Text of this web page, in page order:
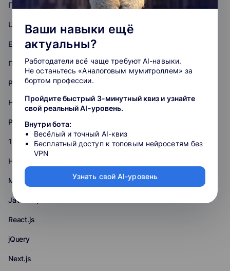
Повышение квалификации
Unreal Engine
ERP
Практикум
PHP
Нейронные сети
Python
1С
HTML+CSS
Middle
JavaScript
React.js
jQuery
Next.js
Ваши навыки ещё
актуальны?
Работодатели всё чаще требуют AI-навыки.
Не останьтесь «Аналоговым мумитроллем» за
бортом профессии.
Пройдите быстрый 3-минутный квиз и узнайте
свой реальный AI-уровень.
Внутри бота:
Весёлый и точный AI-квиз
Бесплатный доступ к топовым нейросетям без
VPN
Узнать свой AI-уровень